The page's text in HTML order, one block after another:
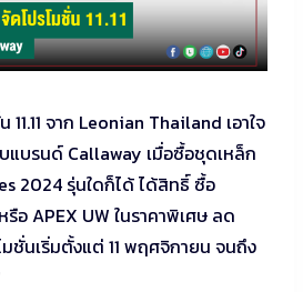
จาก Leonian Thailand เอาใจ
บรนด์ Callaway เมื่อซื้อชุดเหล็ก
2024 รุ่นใดก็ได้ ได้สิทธิ์ ซื้อ
อ APEX UW ในราคาพิเศษ ลด
มชั่นเริ่มตั้งแต่ 11 พฤศจิกายน จนถึง